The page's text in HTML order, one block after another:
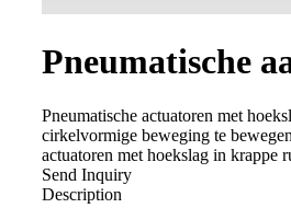
Pneumatische
Pneumatische actuatoren met
cirkelvormige beweging te
actuatoren met hoekslag in krappe
Send Inquiry
Description